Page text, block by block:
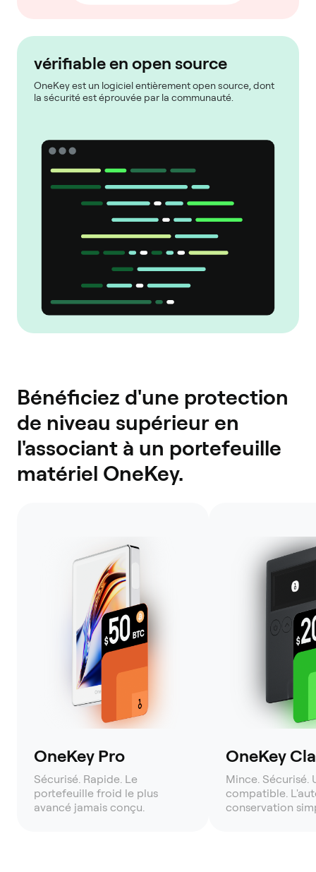
vérifiable en open source
OneKey est un logiciel entièrement open source, dont
la sécurité est éprouvée par la communauté.
Bénéficiez d'une protection
de niveau supérieur en
l'associant à un portefeuille
matériel OneKey.
OneKey Pro
Sécurisé. Rapide. Le
portefeuille froid le plus
avancé jamais conçu.
OneKey
Mince. Sécurisé.
compatible.
conservation